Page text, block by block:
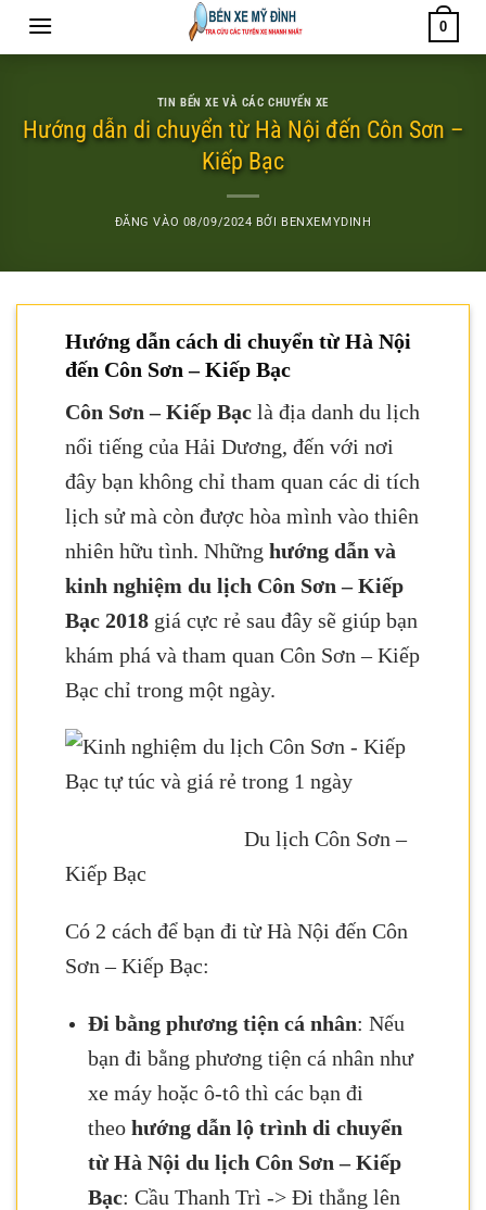
0
TIN BẾN XE VÀ CÁC CHUYẾN XE
Hướng dẫn di chuyển từ Hà Nội đến Côn Sơn –
Kiếp Bạc
ĐĂNG VÀO 08/09/2024 BỞI BENXEMYDINH
Hướng dẫn cách di chuyển từ Hà Nội
đến Côn Sơn – Kiếp Bạc
Côn Sơn – Kiếp Bạc là địa danh du lịch
nổi tiếng của Hải Dương, đến với nơi
đây bạn không chỉ tham quan các di tích
lịch sử mà còn được hòa mình vào thiên
nhiên hữu tình. Những hướng dẫn và
kinh nghiệm du lịch Côn Sơn – Kiếp
Bạc 2018 giá cực rẻ sau đây sẽ giúp bạn
khám phá và tham quan Côn Sơn – Kiếp
Bạc chỉ trong một ngày.
Du lịch Côn Sơn –
Kiếp Bạc
Có 2 cách để bạn đi từ Hà Nội đến Côn
Sơn – Kiếp Bạc:
Đi bằng phương tiện cá nhân: Nếu
bạn đi bằng phương tiện cá nhân như
xe máy hoặc ô-tô thì các bạn đi
theo hướng dẫn lộ trình di chuyển
từ Hà Nội du lịch Côn Sơn – Kiếp
Bạc: Cầu Thanh Trì -> Đi thẳng lên